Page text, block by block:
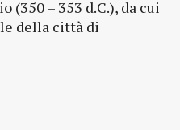
(350 – 353 d.C.), da cui
della città di